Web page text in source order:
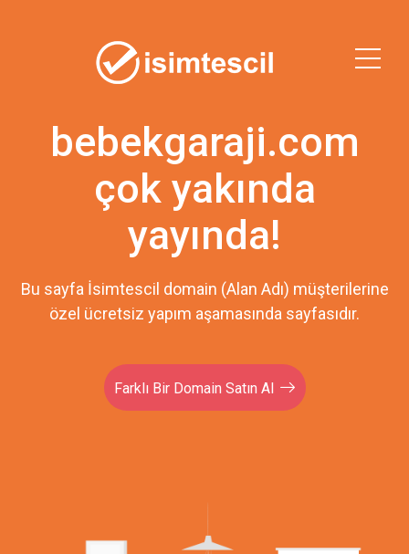
bebekgaraji.com
çok yakında
yayında!
Bu sayfa İsimtescil domain (Alan Adı) müşterilerine
özel ücretsiz yapım aşamasında sayfasıdır.
Farklı Bir Domain Satın Al